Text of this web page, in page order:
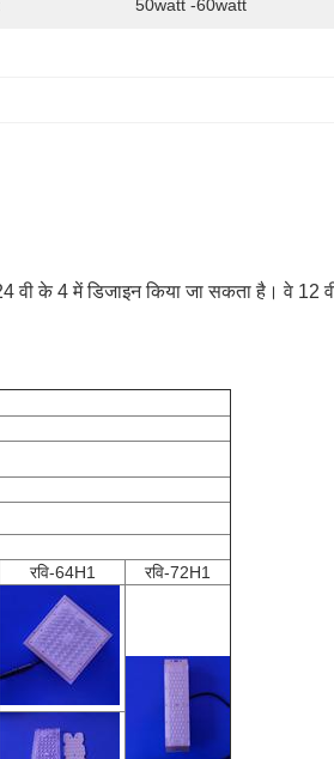
50watt -60watt
वी के 4 में डिजाइन किया जा सकता है। वे 12
रवि-64H1 रवि-72H1